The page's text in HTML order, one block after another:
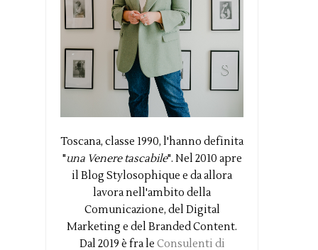
Toscana, classe 1990, l'hanno definita
"una Venere tascabile". Nel 2010 apre
il Blog Stylosophique e da allora
lavora nell'ambito della
Comunicazione, del Digital
Marketing e del Branded Content.
Dal 2019 è fra le Consulenti di